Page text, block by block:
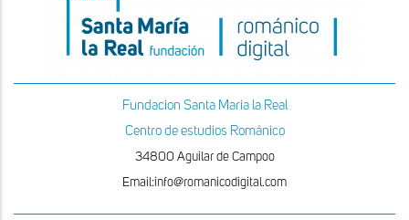
Fundacion Santa Maria la Real
Centro de estudios Románico
34800 Aguilar de Campoo
Email:info@romanicodigital.com